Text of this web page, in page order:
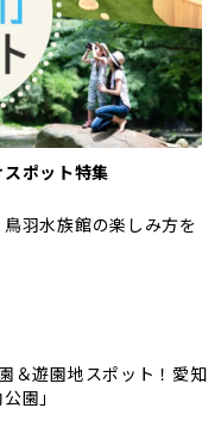
スポット特集
羽水族館の楽しみ方を
＆遊園地スポット！愛知
園」